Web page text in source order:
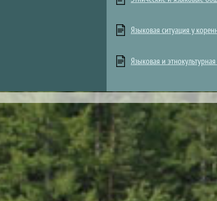
Языковая ситуация у
Языковая и